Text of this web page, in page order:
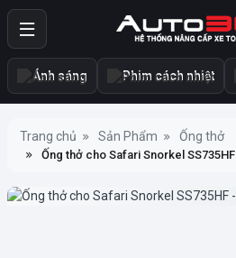
Ánh sáng Phim cách nhiệt
Trang chủ Sản Phẩm Ống thở
Ống thở cho Safari Snorkel SS735HF